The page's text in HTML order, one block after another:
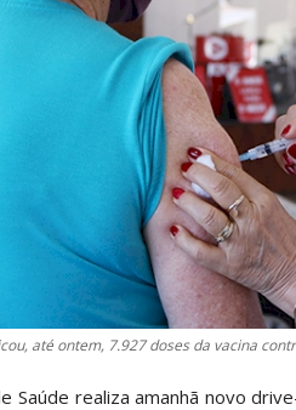
até ontem, 7.927 doses da vacina
Saúde realiza amanhã novo